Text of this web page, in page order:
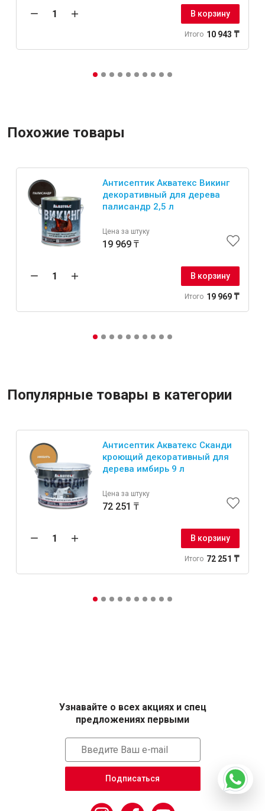
В корзину
Итого 10 943 ₸
Похожие товары
Антисептик Акватекс Викинг
декоративный для дерева
палисандр 2,5 л
Цена за штуку
19 969 ₸
В корзину
Итого 19 969 ₸
Популярные товары в категории
Антисептик Акватекс Сканди
кроющий декоративный для
дерева имбирь 9 л
Цена за штуку
72 251 ₸
В корзину
Итого 72 251 ₸
Узнавайте о всех акциях и спец
предложениях первыми
Подписаться